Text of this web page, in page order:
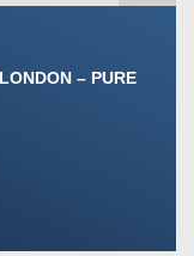
– PURE